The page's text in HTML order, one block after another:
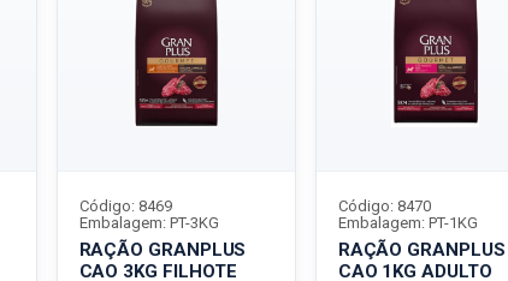
RAÇÃO GRANPLUS
CAO 3KG FILHOTE
Código: 8469
Embalagem: PT-3KG
RAÇÃO GRANPLUS
CAO 1KG ADULTO
Código: 8470
Embalagem: PT-1KG